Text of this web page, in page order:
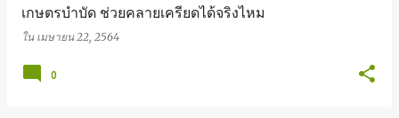
เกษตรบำบัด ช่วยคลายเครียดได้จริงไหม
ใน เมษายน 22, 2564
0